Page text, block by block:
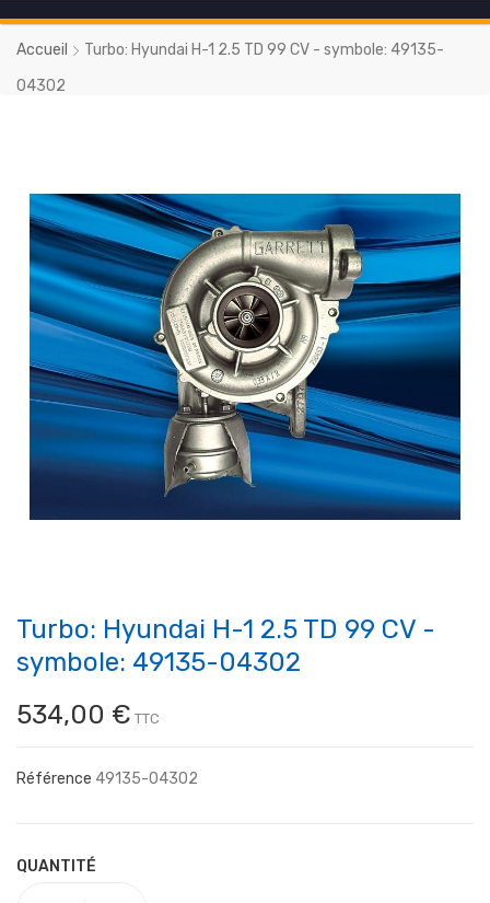
Accueil
Turbo: Hyundai H-1 2.5 TD 99 CV - symbole: 49135-
04302
Turbo: Hyundai H-1 2.5 TD 99 CV -
symbole: 49135-04302
534,00 € TTC
Référence 49135-04302
QUANTITÉ